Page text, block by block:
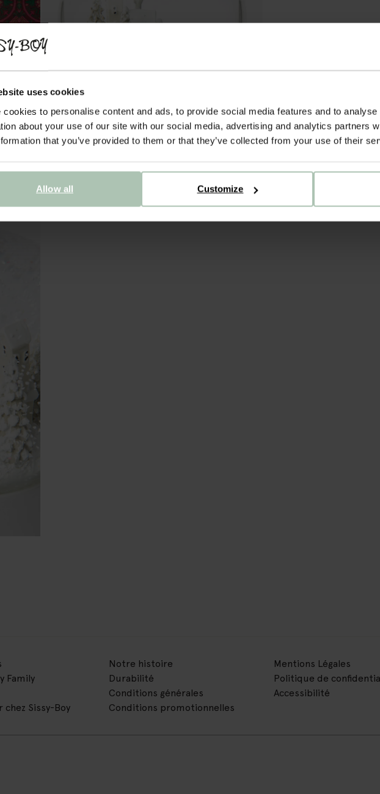
uses cookies
cookies to personalise content and ads, to provide social media features and to
about your use of our site with our social media, advertising and analytics partners
that you’ve provided to them or that they’ve collected from your use of their
Customize
Allow all
Family
chez Sissy-Boy
Notre histoire
Durabilité
Conditions générales
Conditions promotionnelles
Mentions Légales
Politique de
Accessibilité